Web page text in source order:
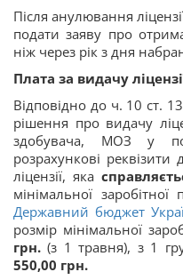
Після анулювання
подати заяву про
ніж через рік з дня
Плата за видачу
Відповідно до ч. 10 ст.
рішення про видачу
здобувача, МОЗ у
розрахункові
ліцензії, яка
мінімальної заробітної
Державний бюджет
розмір мінімальної
грн. (з 1 травня), з 1
550,00 грн.